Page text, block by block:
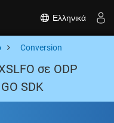
Ελληνικά
Conversion
σε ODP
SDK